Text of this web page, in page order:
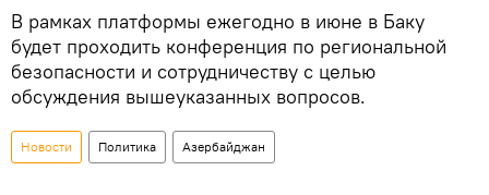
В рамках платформы ежегодно в июне в Баку
будет проходить конференция по региональной
безопасности и сотрудничеству с целью
обсуждения вышеуказанных вопросов.
Новости Политика Азербайджан